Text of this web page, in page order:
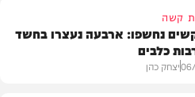
קשה
נחשפו: ארבעה נעצרו בחשד
כלבים
יצחק כהן